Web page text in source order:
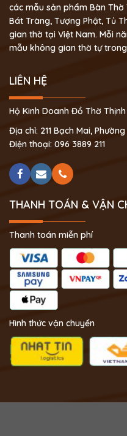
các mẫu sản phẩm Bàn
Bát Tràng, Tượng Phật, Tủ
gian thờ tại Việt Nam. Mỗi
mẫu không gian thờ tự
LIÊN HỆ
Hộ Kinh Doanh Đồ Thờ
Địa chỉ: 211 Bạch Mai,
Điện thoại: 096 3889 211
THANH TOÁN & VẬN
Thanh toán miễn phí
Hình thức vận chuyển